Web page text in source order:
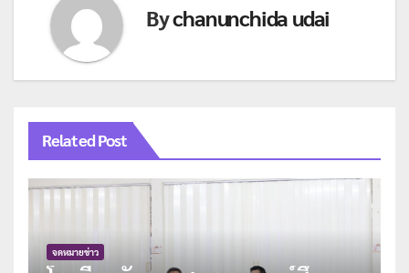
Bychanunchida udai
Related Post
จดหมายข่าว